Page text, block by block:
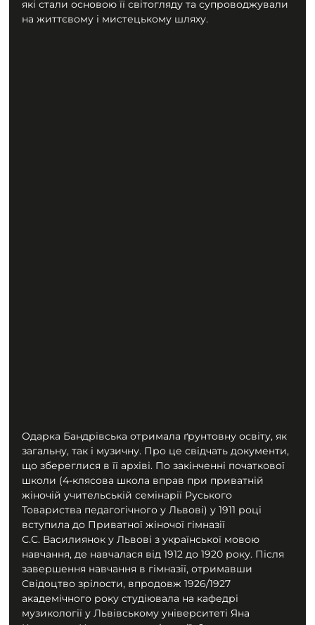
які стали основою її світогляду та супроводжували
на життєвому і мистецькому шляху.
Одарка Бандрівська отримала ґрунтовну освіту, як
загальну, так і музичну. Про це свідчать документи,
що збереглися в її архіві. По закінченні початкової
школи (4-клясова школа вправ при приватній
жіночій учительській семінарії Руського
Товариства педагогічного у Львові) у 1911 році
вступила до Приватної жіночої гімназії
С.С. Василиянок у Львові з української мовою
навчання, де навчалася від 1912 до 1920 року. Після
завершення навчання в гімназії, отримавши
Свідоцтво зрілости, впродовж 1926/1927
академічного року студіювала на кафедрі
музикології у Львівському університеті Яна